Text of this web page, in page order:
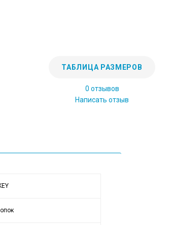
ТАБЛИЦА РАЗМЕРОВ
0 отзывов
Написать отзыв